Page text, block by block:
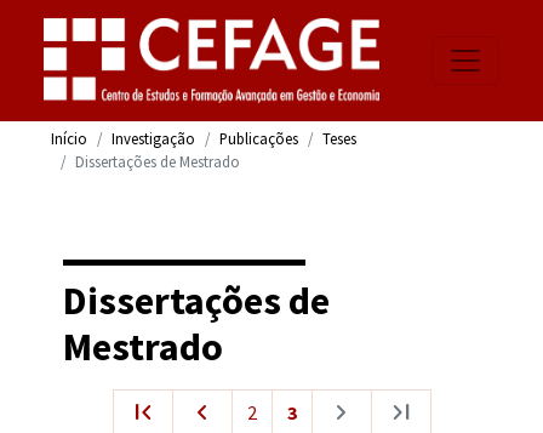
Início Investigação Publicações
Teses
Dissertações de Mestrado
Dissertações de
Mestrado
first_page navigate_before 2 3 navigate_next last_page